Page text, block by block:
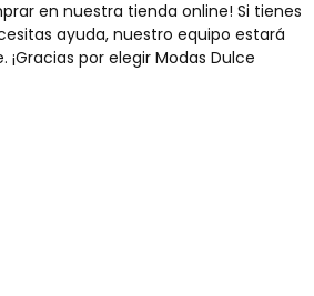
en nuestra tienda online! Si tienes
ayuda, nuestro equipo estará
por elegir Modas Dulce